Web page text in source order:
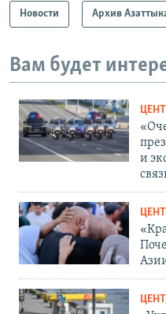
Новости Архив
Вам будет
и